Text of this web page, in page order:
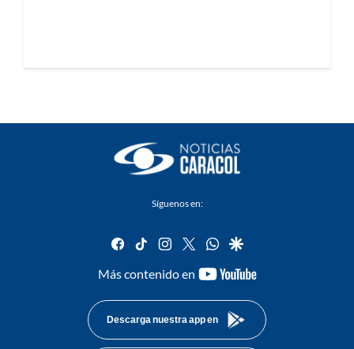
Síguenos en:
facebook
tiktok instagram
twitterwhatsapp
google
Más contenido en
youtube-
Descarga nuestra app en